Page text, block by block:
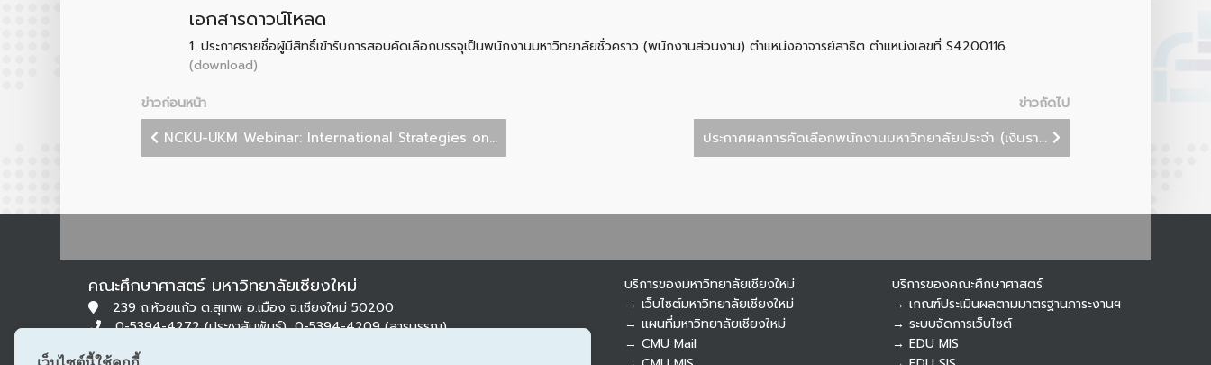
เอกสารดาวน์โหลด
1.ประกาศรายชื่อผู้มีสิทธิ์เข้ารับการสอบคัดเลือกบรรจุเป็นพนักงานมหาวิทยาลัยชั่วคราว (พนักงานส่วนงาน) ตำแหน่งอาจารย์สาธิต ตำแหน่งเลขที่ S4200116
(download)
ข่าวก่อนหน้า
ข่าวถัดไป
NCKU-UKM Webinar: International Strategies on...
ประกาศผลการคัดเลือกพนักงานมหาวิทยาลัยประจำ (เงินรา...
คณะศึกษาศาสตร์ มหาวิทยาลัยเชียงใหม่
239 ถ.ห้วยแก้ว ต.สุเทพ อ.เมือง จ.เชียงใหม่ 50200
0-5394-4272 (ประชาสัมพันธ์), 0-5394-4209 (สารบรรณ)
บริการของมหาวิทยาลัยเชียงใหม่
→ เว็บไซต์มหาวิทยาลัยเชียงใหม่
→ แผนที่มหาวิทยาลัยเชียงใหม่
→ CMU Mail
บริการของคณะศึกษาศาสตร์
→ เกณฑ์ประเมินผลตามมาตรฐานภาระงานฯ
→ ระบบจัดการเว็บไซต์
→ EDU MIS